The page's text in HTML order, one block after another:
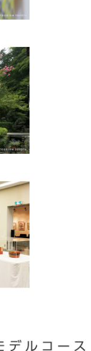
ごろに